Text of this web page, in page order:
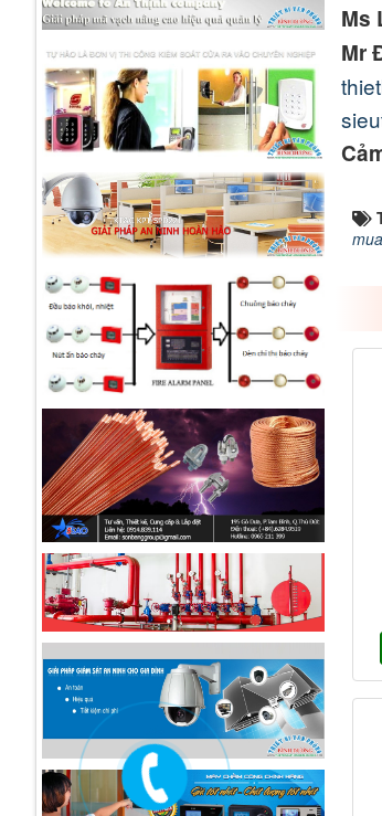
Ms
Mr